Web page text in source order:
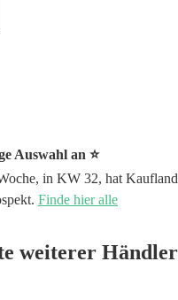
Auswahl an ⭐️
in KW 32, hat Kaufland
Finde hier alle
weiterer Händler